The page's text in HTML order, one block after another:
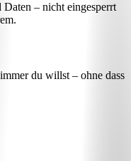
Daten – nicht eingesperrt
du willst – ohne dass